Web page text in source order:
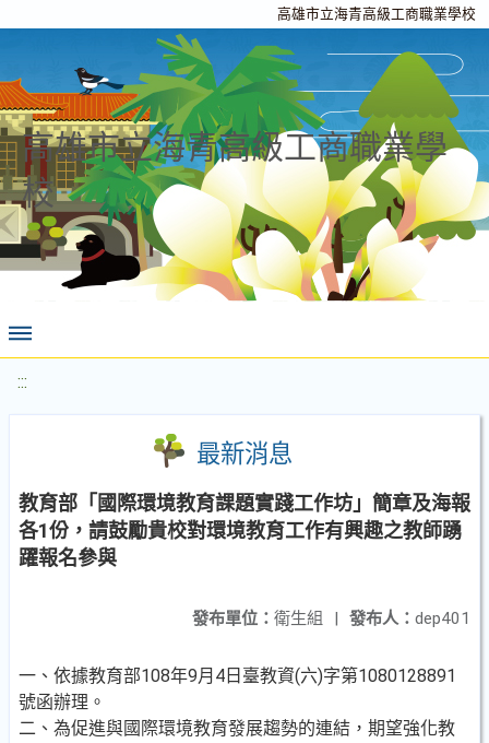
高雄市立海青高級工商職業學校
高雄市立海青高級工商職業學
校
:::
最新消息
教育部「國際環境教育課題實踐工作坊」簡章及海報
各1份，請鼓勵貴校對環境教育工作有興趣之教師踴
躍報名參與
發布人： dep401
發布單位： 衛生組 |
一、依據教育部108年9月4日臺教資(六)字第1080128891
號函辦理。
二、為促進與國際環境教育發展趨勢的連結，期望強化教